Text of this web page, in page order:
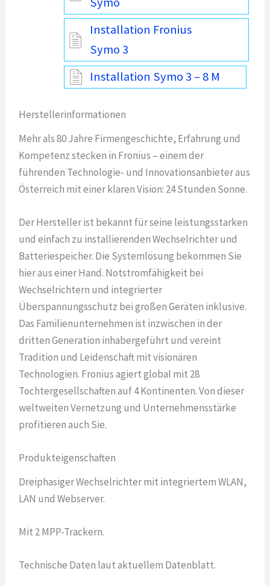
Installation Fronius
Symo 3
Installation Symo 3 – 8 M
Herstellerinformationen
Mehr als 80 Jahre Firmengeschichte, Erfahrung und
Kompetenz stecken in Fronius – einem der
führenden Technologie- und Innovationsanbieter aus
Österreich mit einer klaren Vision: 24 Stunden Sonne.
Der Hersteller ist bekannt für seine leistungsstarken
und einfach zu installierenden Wechselrichter und
Batteriespeicher. Die Systemlösung bekommen Sie
hier aus einer Hand. Notstromfähigkeit bei
Wechselrichtern und integrierter
Überspannungsschutz bei großen Geräten inklusive.
Das Familienunternehmen ist inzwischen in der
dritten Generation inhabergeführt und vereint
Tradition und Leidenschaft mit visionären
Technologien. Fronius agiert global mit 28
Tochtergesellschaften auf 4 Kontinenten. Von dieser
weltweiten Vernetzung und Unternehmensstärke
profitieren auch Sie.
Produkteigenschaften
Dreiphasiger Wechselrichter mit integriertem WLAN,
LAN und Webserver.
Mit 2 MPP-Trackern.
Technische Daten laut aktuellem Datenblatt.